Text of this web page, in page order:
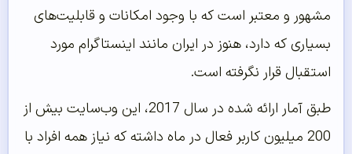
مشهور و معتبر است که با وجود امکانات و قابلیت‌های
بسیاری که دارد، هنوز در ایران مانند اینستاگرام مورد
استقبال قرار نگرفته است.
طبق آمار ارائه شده در سال 2017، این وب‌سایت بیش از
200 میلیون کاربر فعال در ماه داشته که نیاز همه افراد با